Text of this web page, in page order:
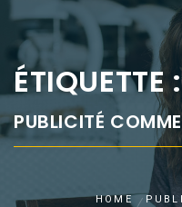
ÉTIQUETTE :
PUBLICITÉ
HOME